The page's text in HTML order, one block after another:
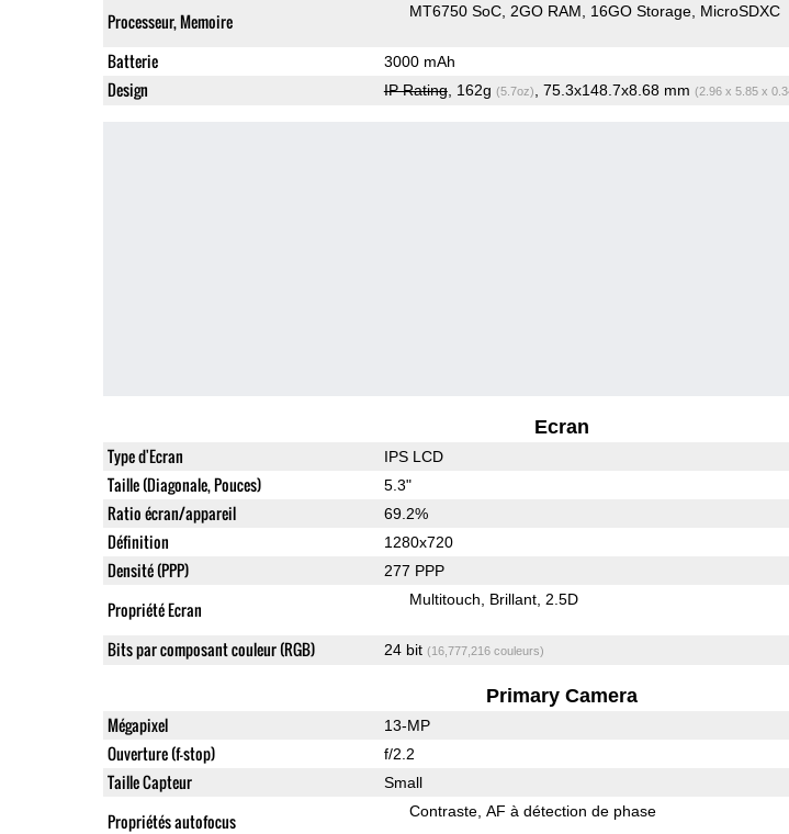
Processeur, Memoire MT6750 SoC 2GO RAM 16GO Storage MicroSDXC
Batterie 3000 mAh
Design IP Rating, 162g (5.7oz) , 75.3x148.7x8.68 mm (2.96 x 5.85 x
Ecran
Type d'Ecran IPS LCD
Taille (Diagonale, Pouces) 5.3"
Ratio écran/appareil 69.2%
Définition 1280x720
Densité (PPP) 277 PPP
Propriété Ecran Multitouch Brillant 2.5D
Bits par composant couleur (RGB) 24 bit (16,777,216 couleurs)
Primary Camera
Mégapixel 13-MP
Ouverture (f-stop) f/2.2
Taille Capteur Small
Propriétés autofocus Contraste AF à détection de phase